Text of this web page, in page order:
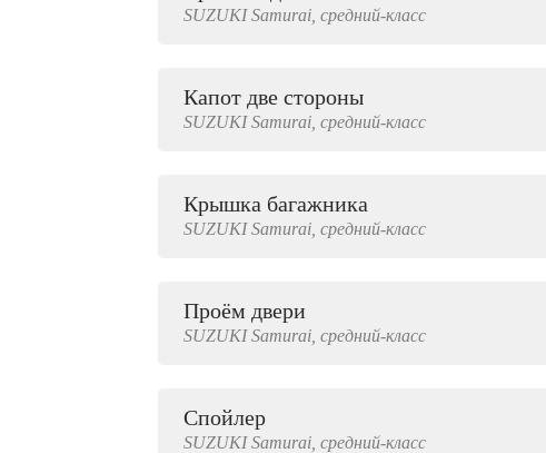
SUZUKISamurai, средний-класс
Капот две стороны
SUZUKISamurai, средний-класс
Крышка багажника
SUZUKISamurai, средний-класс
Проём двери
SUZUKISamurai, средний-класс
Спойлер
SUZUKISamurai, средний-класс